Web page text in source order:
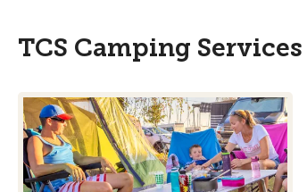
TCS Camping Services